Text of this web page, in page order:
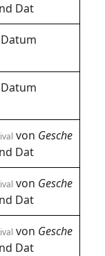
Dat
von Gesche
Dat
von Gesche
Dat
von Gesche
Dat